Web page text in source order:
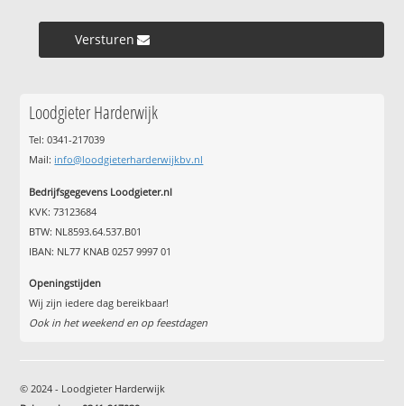
Versturen »
Loodgieter Harderwijk
Tel: 0341-217039
Mail: info@loodgieterharderwijkbv.nl
Bedrijfsgegevens Loodgieter.nl
KVK: 73123684
BTW: NL8593.64.537.B01
IBAN: NL77 KNAB 0257 9997 01
Openingstijden
Wij zijn iedere dag bereikbaar!
Ook in het weekend en op feestdagen
© 2024 - Loodgieter Harderwijk